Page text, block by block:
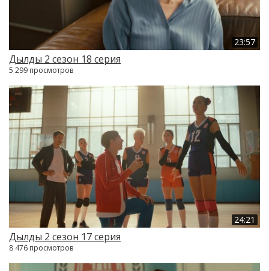
23:57
Дылды 2 сезон 18 серия
5 299 просмотров
24:21
Дылды 2 сезон 17 серия
8 476 просмотров